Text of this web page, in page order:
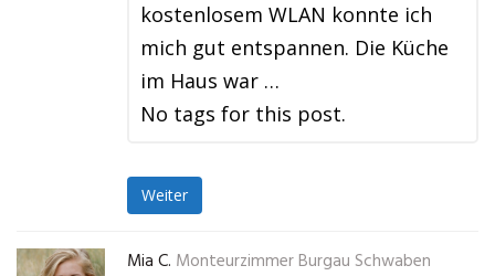
kostenlosem WLAN konnte ich
mich gut entspannen. Die Küche
im Haus war …
No tags for this post.
Weiter
Mia C. Monteurzimmer Burgau Schwaben